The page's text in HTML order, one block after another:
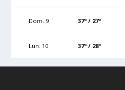
Dom. 9 37º / 27º
Lun. 10 37º / 28º